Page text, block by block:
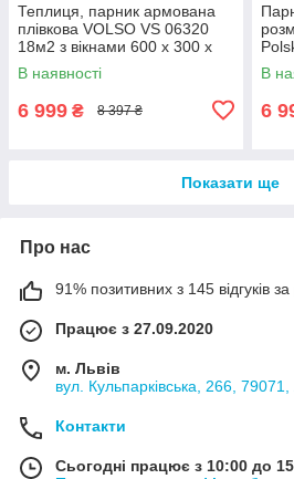
Теплиця, парник армована
плівкова VOLSO VS 06320
18м2 з вікнами 600 х 300 х
200 см
В наявності
6 999 ₴ 8 397 ₴
В
6
Показати ще
Про нас
91% позитивних з 145 відгуків за
Працює з 27.09.2020
м. Львів
вул. Кульпарківська, 266, 79071,
Контакти
Сьогодні працює з 10:00 до